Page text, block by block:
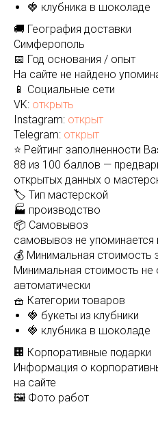
🍓 клубника в шоколаде
🚚 География доставки
Симферополь
📅 Год основания / опыт
На сайте не найдено
📱 Социальные сети
VK: открыть
Instagram: открыт
Telegram: открыт
⭐ Рейтинг заполненности
88 из 100 баллов —
открытых данных о
🏷️ Тип мастерской
🏭 производство
📦 Самовывоз
самовывоз не упоминается
💰 Минимальная стоимость
Минимальная стоимость не
автоматически
🧺 Категории товаров
🍓 букеты из клубники
🍓 клубника в шоколаде
🏢 Корпоративные подарки
Информация о
на сайте
🖼️ Фото работ